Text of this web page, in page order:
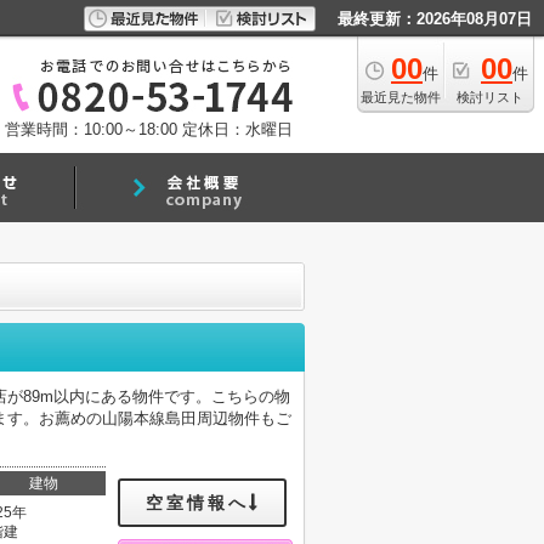
最終更新：2026年08月07日
00件
最近見た物件
00件
検討リスト
営業時間：10:00～18:00 定休日：水曜日
89m以内にある物件です。こちらの物
。お薦めの山陽本線島田周辺物件もご
建物
年
建
空室情報へ